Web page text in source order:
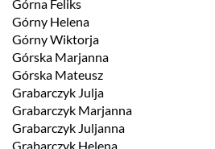
Górna Feliks
Górny Helena
Górny Wiktorja
Górska Marjanna
Górska Mateusz
Grabarczyk Julja
Grabarczyk Marjanna
Grabarczyk Juljanna
Grabarczyk Helena